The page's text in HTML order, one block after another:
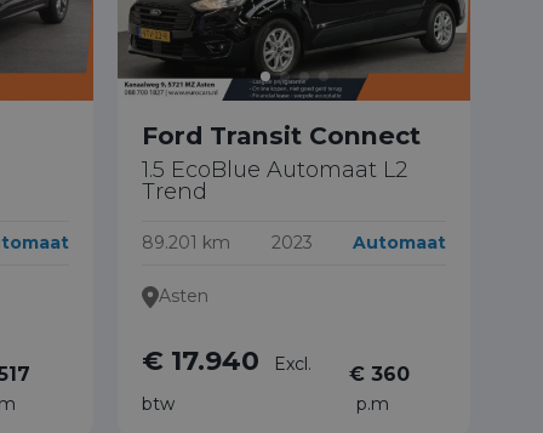
Ford Transit Connect
1.5 EcoBlue Automaat L2
Trend
89.201 km 2023 Automaat
Asten
€ 17.940
Excl.
btw
€ 360
p.m